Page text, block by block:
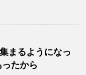
まるようになっ
たから